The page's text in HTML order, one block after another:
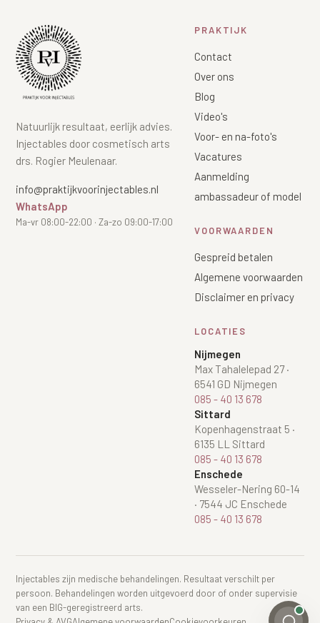
Natuurlijk resultaat, eerlijk advies.
Injectables door cosmetisch arts
drs. Rogier Meulenaar.
info@praktijkvoorinjectables.nl
WhatsApp
Ma-vr 08:00-22:00 · Za-zo 09:00-17:00
PRAKTIJK
Contact
Over ons
Blog
Video's
Voor- en na-foto's
Vacatures
Aanmelding
ambassadeur of model
VOORWAARDEN
Gespreid betalen
Algemene voorwaarden
Disclaimer en privacy
LOCATIES
Nijmegen
Max Tahalelepad 27·
6541 GD Nijmegen
085 - 40 13 678
Sittard
Kopenhagenstraat 5 ·
6135 LL Sittard
085 - 40 13 678
Enschede
Wesseler-Nering 60-14
· 7544 JC Enschede
085 - 40 13 678
Injectables zijn medische behandelingen. Resultaat verschilt per
persoon. Behandelingen worden uitgevoerd door of onder supervisie
van een BIG-geregistreerd arts.